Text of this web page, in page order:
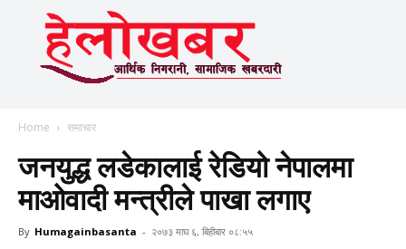
Home समाचार
जनयुद्ध लडेकालाई रेडियो नेपालमा
माओवादी मन्त्रीले पाखा लगाए
By Humagainbasanta - २०७३ माघ ६, बिहीबार ०८:५५